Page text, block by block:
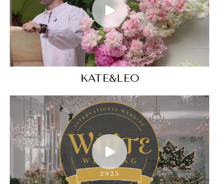
KATE&LEO